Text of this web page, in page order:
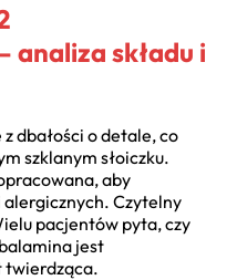
analiza składu i
dbałości o detale, co
szklanym słoiczku.
aby
Czytelny
pacjentów pyta, czy
jest
twierdząca.